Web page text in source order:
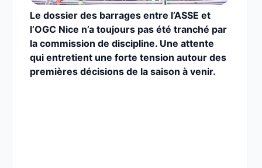
Le dossier des barrages entre l’ASSE et
l’OGC Nice n’a toujours pas été tranché par
la commission de discipline. Une attente
qui entretient une forte tension autour des
premières décisions de la saison à venir.